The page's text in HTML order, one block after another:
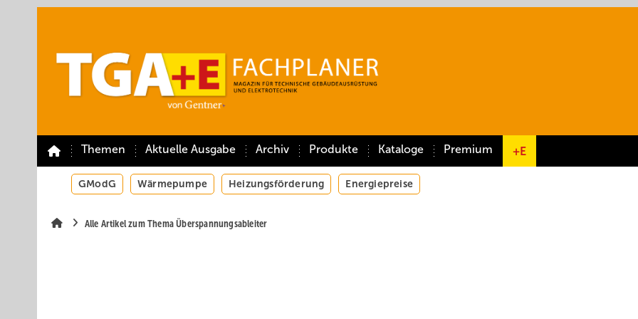
Themen Aktuelle Ausgabe Archiv Produkte Kataloge Premium +E
GModG Wärmepumpe Heizungsförderung Energiepreise
Alle Artikel zum Thema Überspannungsableiter